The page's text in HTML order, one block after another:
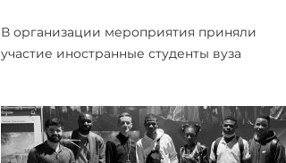
В организации мероприятия приняли
участие иностранные студенты вуза